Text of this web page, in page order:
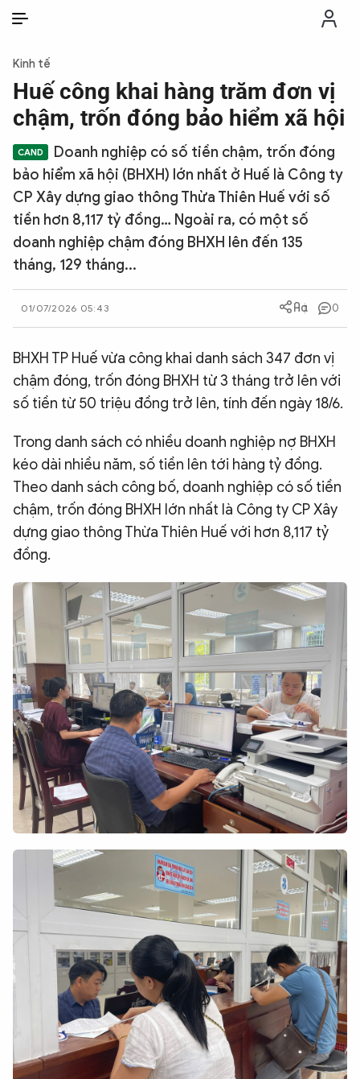
THỜI SỰ
CHỐNG DIỄN BIẾN HÒA BÌNH
CÔNG AN TRONG LÒNG DÂN
CÔNG NGHỆ
QUỐC TẾ
BẠN ĐỌC & CAND
ĐA PHƯƠNG TIỆN
eMagazine
Video Ảnh
Infographic
Chuyên trang An ninh thế giới
Văn nghệ Công an
Chuyên đề
Kinh tế
Huế công khai hàng trăm đơn vị
chậm, trốn đóng bảo hiểm xã hội
Doanh nghiệp có số tiền chậm, trốn đóng
bảo hiểm xã hội (BHXH) lớn nhất ở Huế là Công ty
CP Xây dựng giao thông Thừa Thiên Huế với số
tiền hơn 8,117 tỷ đồng… Ngoài ra, có một số
doanh nghiệp chậm đóng BHXH lên đến 135
tháng, 129 tháng...
01/07/2026 05:43 0
BHXH TP Huế vừa công khai danh sách 347 đơn vị
chậm đóng, trốn đóng BHXH từ 3 tháng trở lên với
số tiền từ 50 triệu đồng trở lên, tính đến ngày 18/6.
Trong danh sách có nhiều doanh nghiệp nợ BHXH
kéo dài nhiều năm, số tiền lên tới hàng tỷ đồng.
Theo danh sách công bố, doanh nghiệp có số tiền
chậm, trốn đóng BHXH lớn nhất là Công ty CP Xây
dựng giao thông Thừa Thiên Huế với hơn 8,117 tỷ
đồng.